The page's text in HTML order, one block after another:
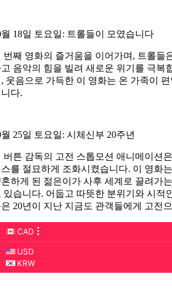
월 18일 토요일: 트롤들이 모였습니다
번째 영화의 즐거움을 이어가며, 트롤들
음악의 힘을 빌려 새로운 위기를 극복
웃음으로 가득한 이 영화는 온 가족이
다.
월 25일 토요일: 시체신부 20주년
버튼 감독의 고전 스톱모션 애니메이션
를 절묘하게 조화시켰습니다. 이 영화
하게 된 젊은이가 사후 세계로 끌려가
있습니다. 어둡고 따뜻한 분위기와 시적
20년이 지난 지금도 관객들에게 고전